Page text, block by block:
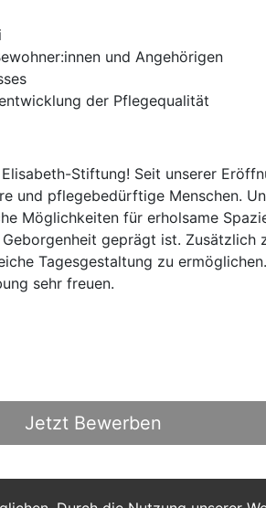
und Angehörigen
der Pflegequalität
Stiftung! Seit unserer
und pflegebedürftige Menschen.
Möglichkeiten für erholsame
geprägt ist.
Tagesgestaltung zu
sehr freuen.
Jetzt Bewerben